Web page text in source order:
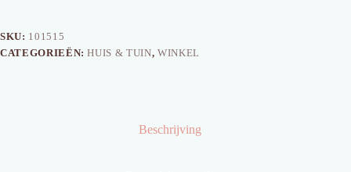
SKU: 101515
CATEGORIEËN:HUIS & TUIN, WINKEL
Beschrijving